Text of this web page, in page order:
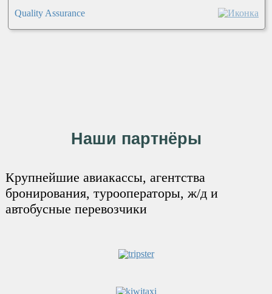
Quality Assurance
Наши партнёры
Крупнейшие авиакассы, агентства
бронирования, турооператоры, ж/д и
автобусные перевозчики